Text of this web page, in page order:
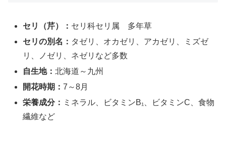
セリ（芹）： セリ科セリ属 多年草
セリの別名： タゼリ、オカゼリ、アカゼリ、ミズゼ
リ、ノゼリ、ネゼリなど多数
自生地：北海道～九州
開花時期：7～8月
栄養成分： ミネラル、ビタミンB₁、ビタミンC、食物
繊維など